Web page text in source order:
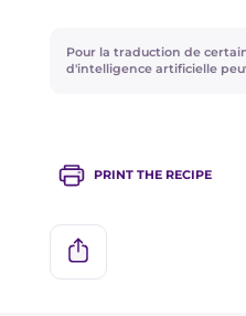
parfait pour ce plat
Pour la traduction de
d'intelligence artificielle
PRINT THE RECIPE